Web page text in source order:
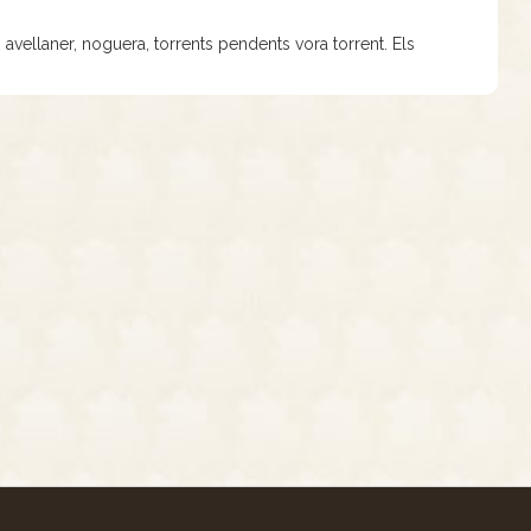
noguera, torrents pendents vora torrent. Els